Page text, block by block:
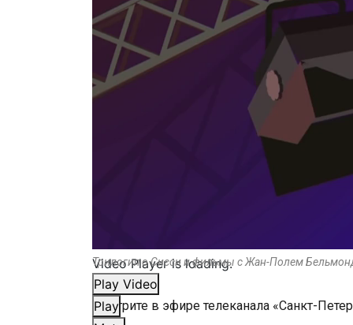
Video Player is loading.
Play Video
Play
Трилогия о Сисси и фильмы с Жан-Полем
Смотрите в эфире телеканала «Санкт-